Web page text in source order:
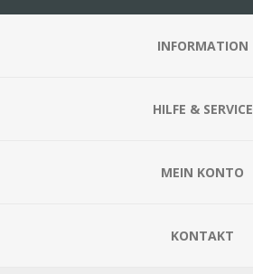
INFORMATION
HILFE & SERVICE
MEIN KONTO
KONTAKT